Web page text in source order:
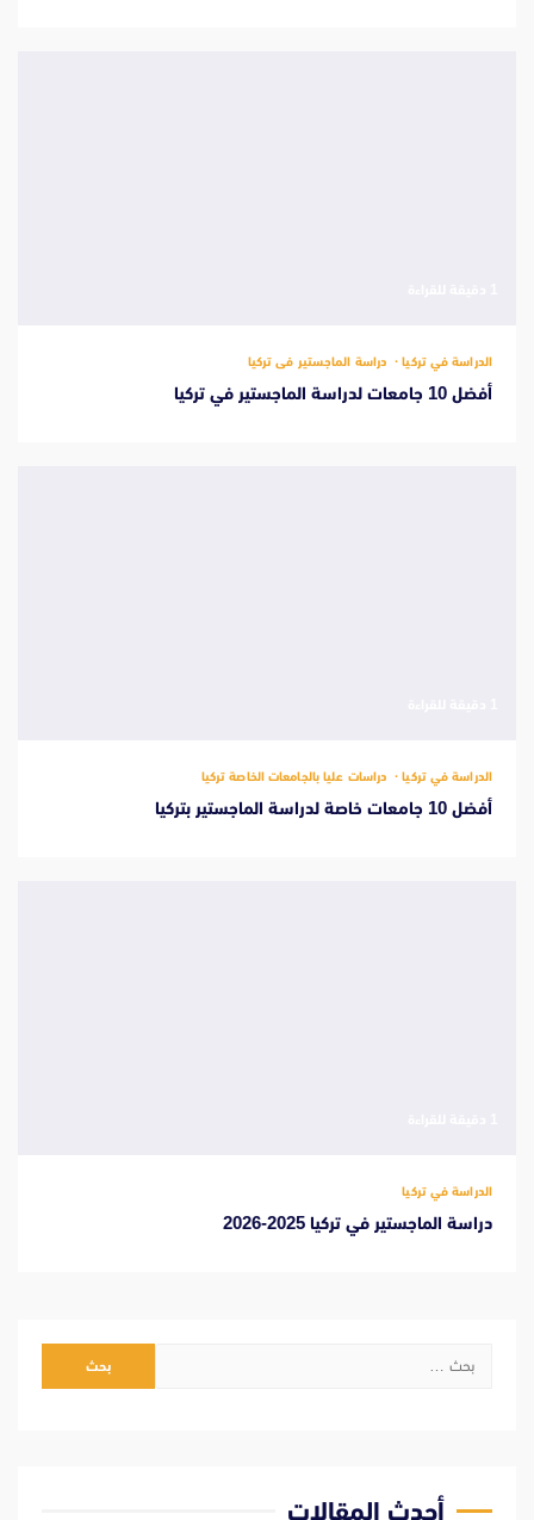
الدراسة في تركيا دراسة الماجستير فى تركيا
أفضل 10 جامعات لدراسة الماجستير في تركيا
الدراسة في تركيا دراسات عليا بالجامعات الخاصة تركيا
أفضل 10 جامعات خاصة لدراسة الماجستير بتركيا
الدراسة في تركيا
دراسة الماجستير في تركيا 2025-2026
البحث
أحدث المقالات